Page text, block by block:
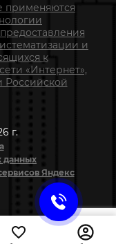
применяются
и
к
«Интернет»,
Российской
г.
данных
Яндекс